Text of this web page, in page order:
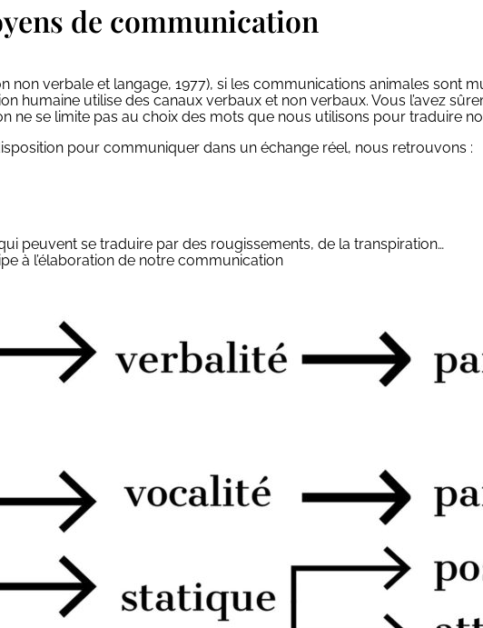
de communication
non verbale et langage, 1977), si les communications animales sont
humaine utilise des canaux verbaux et non verbaux. Vous l’avez
ne se limite pas au choix des mots que nous utilisons pour traduire
pour communiquer dans un échange réel, nous retrouvons :
peuvent se traduire par des rougissements, de la transpiration…
à l’élaboration de notre communication